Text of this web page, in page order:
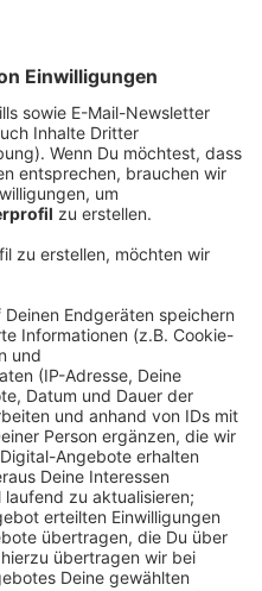
sich der Gruppe der
vier junge Frauen, die
Davila), Olivia
sich davon aber
ihre eigenen
mit ganz viel Spaß
die vier Ladies
zum Ärger ihrer